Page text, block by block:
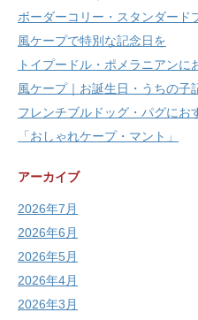
ボーダーコリー・スタンダード
風ケープで特別な記念日を
トイプードル・ポメラニアン
風ケープ｜お誕生日・うちの子
フレンチブルドッグ・パグにお
「おしゃれケープ・マント」
アーカイブ
2026年7月
2026年6月
2026年5月
2026年4月
2026年3月